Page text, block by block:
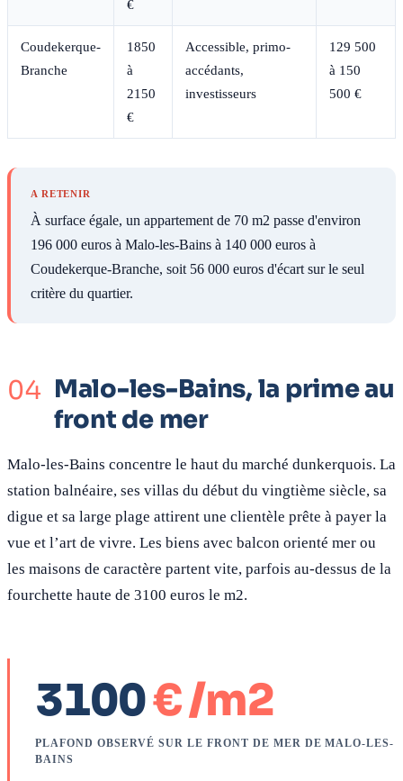
€
Coudekerque-
Branche
1850
à
2150
€
Accessible, primo-
accédants,
investisseurs
129 500
à 150
500 €
A RETENIR
À surface égale, un appartement de 70 m2 passe d'environ
196 000 euros à Malo-les-Bains à 140 000 euros à
Coudekerque-Branche, soit 56 000 euros d'écart sur le seul
critère du quartier.
Malo-les-Bains, la prime au
front de mer
Malo-les-Bains concentre le haut du marché dunkerquois. La
station balnéaire, ses villas du début du vingtième siècle, sa
digue et sa large plage attirent une clientèle prête à payer la
vue et l’art de vivre. Les biens avec balcon orienté mer ou
les maisons de caractère partent vite, parfois au-dessus de la
fourchette haute de 3100 euros le m2.
3100€ /m2
PLAFOND OBSERVÉ SUR LE FRONT DE MER DE MALO-LES-
BAINS